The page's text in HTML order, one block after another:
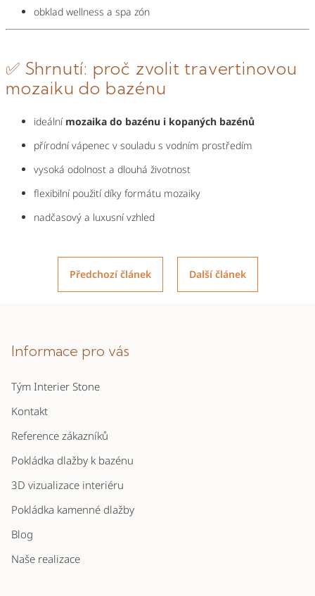
obklad wellness a spa zón
✅ Shrnutí: proč zvolit travertinovou
mozaiku do bazénu
ideální mozaika do bazénu i kopaných bazénů
přírodní vápenec v souladu s vodním prostředím
vysoká odolnost a dlouhá životnost
flexibilní použití díky formátu mozaiky
nadčasový a luxusní vzhled
Předchozí článek Další článek
Informace pro vás
Tým Interier Stone
Kontakt
Reference zákazníků
Pokládka dlažby k bazénu
3D vizualizace interiéru
Pokládka kamenné dlažby
Blog
Naše realizace